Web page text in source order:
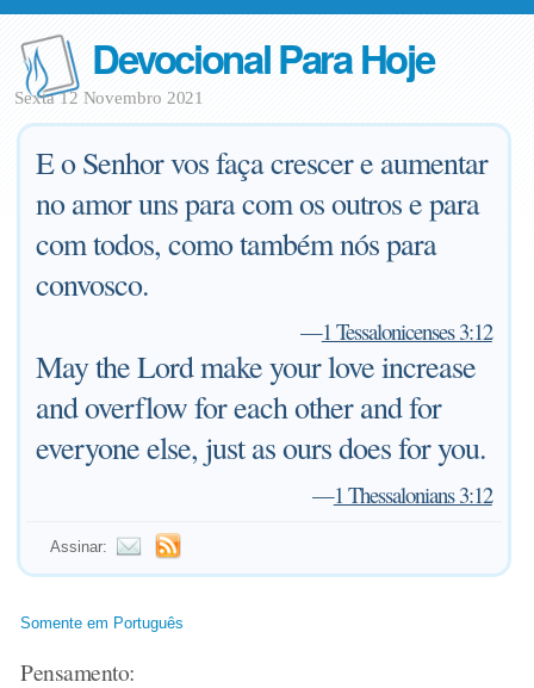
Devocional Para Hoje
Sexta 12 Novembro 2021
E o Senhor vos faça crescer e aumentar
no amor uns para com os outros e para
com todos, como também nós para
convosco.
—1 Tessalonicenses 3:12
May the Lord make your love increase
and overflow for each other and for
everyone else, just as ours does for you.
—1 Thessalonians 3:12
Assinar:
Somente em Português
Pensamento: